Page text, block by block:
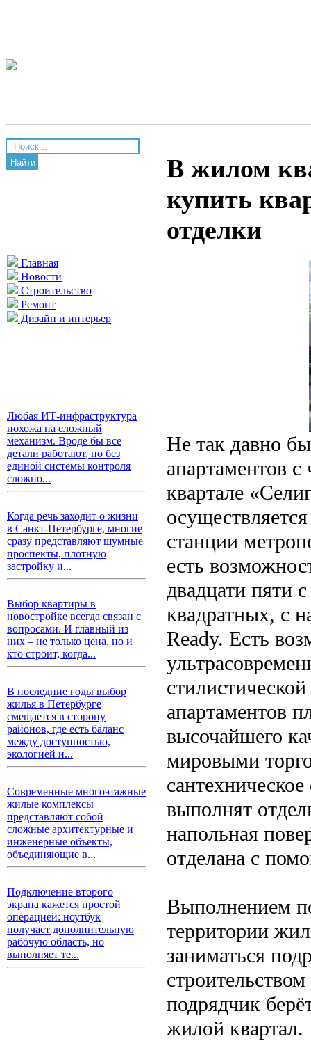
Найти
Главная
Новости
Строительство
Ремонт
Дизайн и интерьер
Любая ИТ-инфраструктура
похожа на сложный
механизм. Вроде бы все
детали работают, но без
единой системы контроля
сложно...
Когда речь заходит о жизни
в Санкт-Петербурге, многие
сразу представляют шумные
проспекты, плотную
застройку и...
Выбор квартиры в
новостройке всегда связан с
вопросами. И главный из
них – не только цена, но и
кто строит, когда...
В последние годы выбор
жилья в Петербурге
смещается в сторону
районов, где есть баланс
между доступностью,
экологией и...
Современные многоэтажные
жилые комплексы
представляют собой
сложные архитектурные и
инженерные объекты,
объединяющие в...
Подключение второго
экрана кажется простой
операцией: ноутбук
получает дополнительную
рабочую область, но
выполняет те...
В жилом
купить
отделки
Не так давно
апартаментов
квартале
станции
есть
двадцати пяти
квадратных, с
Ready. Есть
апартаментов
высочайшего
мировыми
выполнят
напольная
отделана с
Выполнением
территории
заниматься
подрядчик
жилой квартал.